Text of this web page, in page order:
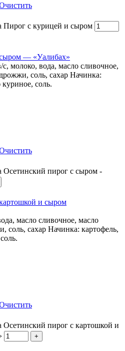
Пирог с курицей и сыром
— «Уалибах»
с, молоко, вода, масло сливочное,
соль, сахар Начинка:
соль.
Осетинский пирог с сыром -
и сыром
масло сливочное, масло
соль, сахар Начинка: картофель,
Осетинский пирог с картошкой и
+